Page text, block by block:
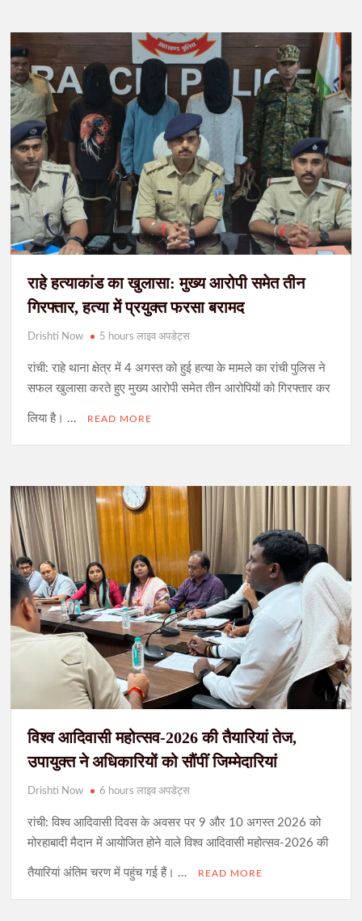
राहे हत्याकांड का खुलासा: मुख्य आरोपी समेत तीन
गिरफ्तार, हत्या में प्रयुक्त फरसा बरामद
Drishti Now 5 hours लाइव अपडेट्स
रांची: राहे थाना क्षेत्र में 4 अगस्त को हुई हत्या के मामले का रांची पुलिस ने
सफल खुलासा करते हुए मुख्य आरोपी समेत तीन आरोपियों को गिरफ्तार कर
लिया है। … READ MORE
विश्व आदिवासी महोत्सव-2026 की तैयारियां तेज,
उपायुक्त ने अधिकारियों को सौंपीं जिम्मेदारियां
Drishti Now 6 hours लाइव अपडेट्स
रांची: विश्व आदिवासी दिवस के अवसर पर 9 और 10 अगस्त 2026 को
मोरहाबादी मैदान में आयोजित होने वाले विश्व आदिवासी महोत्सव-2026 की
तैयारियां अंतिम चरण में पहुंच गई हैं। … READ MORE